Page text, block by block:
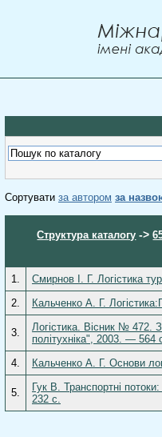
Сортувати за автором за
Структура каталогу ->
1.
Смирнов І. Г. Логістика
2.
Кальченко А. Г.
3.
Логістика. Вісник № 472.
політухніка", 2003. — 564
4.
Кальченко А. Г. Основи
5.
Гук В. Транспортні
232 с.